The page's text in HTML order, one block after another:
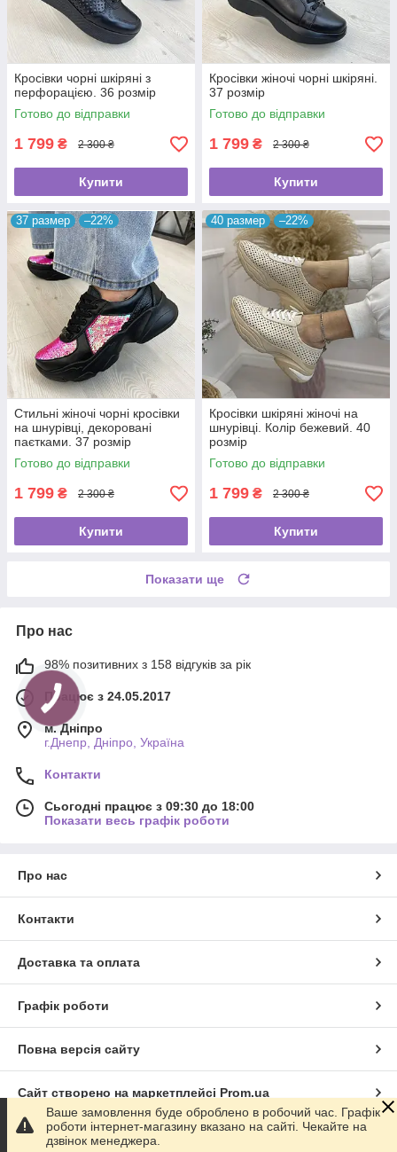
Кросівки чорні шкіряні з
перфорацією. 36 розмір
Готово до відправки
1 799 ₴ 2 300 ₴
Купити
Кросівки жіночі чорні шкіряні.
37 розмір
Готово до відправки
1 799 ₴ 2 300 ₴
Купити
37 размер –22%
Стильні жіночі чорні кросівки
на шнурівці, декоровані
паєтками. 37 розмір
Готово до відправки
1 799 ₴ 2 300 ₴
Купити
40 размер –22%
Кросівки шкіряні жіночі на
шнурівці. Колір бежевий. 40
розмір
Готово до відправки
1 799 ₴ 2 300 ₴
Купити
Показати ще
Про нас
98% позитивних з 158 відгуків за рік
Працює з 24.05.2017
м. Дніпро
г.Днепр, Дніпро, Україна
Контакти
Сьогодні працює з 09:30 до 18:00
Показати весь графік роботи
Про нас
Контакти
Доставка та оплата
Графік роботи
Повна версія сайту
Сайт створено на маркетплейсі Prom.ua
Політика конфіденційності
Ваше замовлення буде оброблено в робочий час. Графік
роботи інтернет-магазину вказано на сайті. Чекайте на
дзвінок менеджера.